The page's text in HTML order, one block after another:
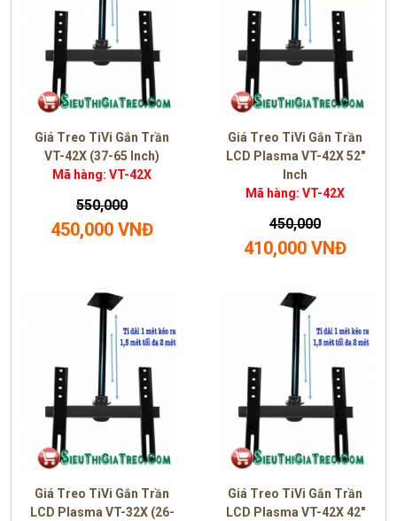
Giá Treo TiVi Gắn Trần
VT-42X (37-65 Inch)
Mã hàng: VT-42X
550,000
450,000 VNĐ
Giá Treo TiVi Gắn Trần
LCD Plasma VT-42X 52"
Inch
Mã hàng: VT-42X
450,000
410,000 VNĐ
Giá Treo TiVi Gắn Trần
LCD Plasma VT-32X (26-
Giá Treo TiVi Gắn Trần
LCD Plasma VT-42X 42"